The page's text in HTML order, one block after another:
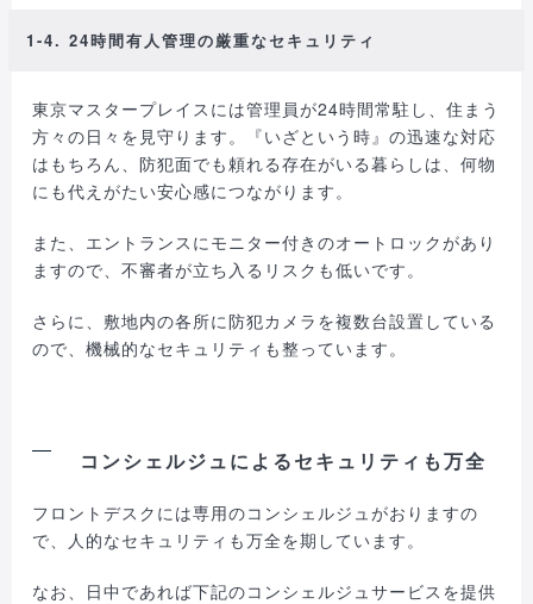
1-4. 24時間有人管理の厳重なセキュリティ
東京マスタープレイスには管理員が24時間常駐し、住まう
方々の日々を見守ります。『いざという時』の迅速な対応
はもちろん、防犯面でも頼れる存在がいる暮らしは、何物
にも代えがたい安心感につながります。
また、エントランスにモニター付きのオートロックがあり
ますので、不審者が立ち入るリスクも低いです。
さらに、敷地内の各所に防犯カメラを複数台設置している
ので、機械的なセキュリティも整っています。
コンシェルジュによるセキュリティも万全
フロントデスクには専用のコンシェルジュがおりますの
で、人的なセキュリティも万全を期しています。
なお、日中であれば下記のコンシェルジュサービスを提供